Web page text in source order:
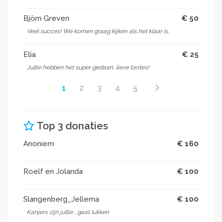
Voor meer informatie kun je een kijkje nemen op onze
website of contact opnemen met Fafany Koopmans:
https://tumortheatertour.jimdosite.com/
fafanykoopmans@hotmail.com
Björn Greven € 50
Veel succes! We komen graag kijken als het klaar is.
Elia € 25
Jullie hebben het super gedaan, lieve tantes!
1 2 3 4 5
Top 3 donaties
Anoniem € 160
Roelf en Jolanda € 100
Slangenberg_Jellema € 100
Kanjers zijn jullie , gaat lukken